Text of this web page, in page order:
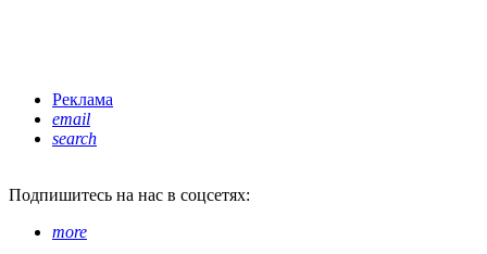
Реклама
email
search
Подпишитесь на нас в соцсетях:
more